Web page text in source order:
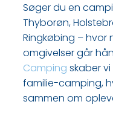
Søger du en
Thyborøn,
Ringkøbing – hvor
omgivelser går
Camping skaber
familie-camping,
sammen om